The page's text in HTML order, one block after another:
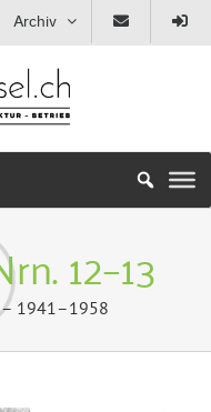
Archiv
12–13
1941–1958